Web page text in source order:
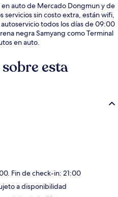
en auto de Mercado Dongmun y de
servicios sin costo extra, están wifi,
todos los días de 09:00
negra Samyang como Terminal
en auto.
esta
Fin de check-in: 21:00
a disponibilidad